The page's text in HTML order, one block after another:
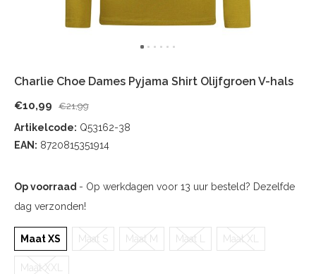
Charlie Choe Dames Pyjama Shirt Olijfgroen V-hals
€10,99 €21,99
Artikelcode: Q53162-38
EAN: 8720815351914
Op voorraad - Op werkdagen voor 13 uur besteld? Dezelfde
dag verzonden!
Maat XS Maat S Maat M Maat L Maat XL
Maat XXL